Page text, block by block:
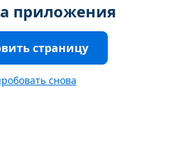
приложения
страницу
снова